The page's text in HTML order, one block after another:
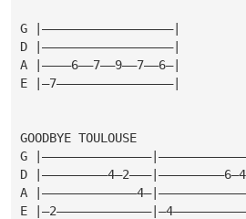
G |——————————————————|
D |——————————————————|
A |————6——7——9——7——6—|
E |—7————————————————|
GOODBYE TOULOUSE
G
D
A
E